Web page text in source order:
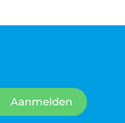
Aanmelden